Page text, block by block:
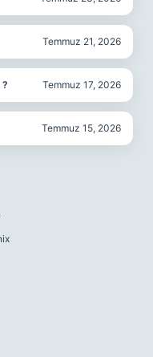
Temmuz 21, 2026
Temmuz 17, 2026
Temmuz 15, 2026